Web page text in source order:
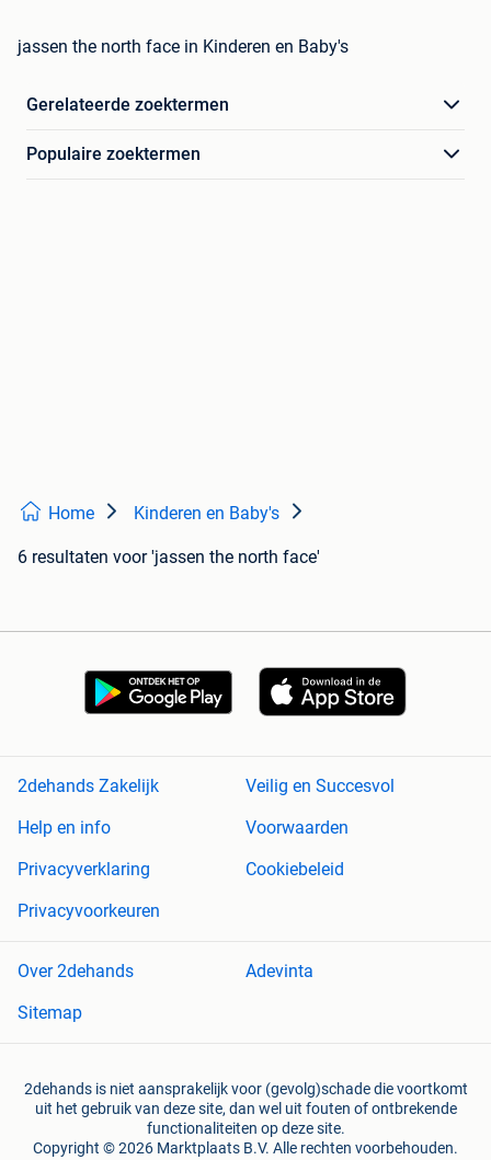
jassen the north face in Kinderen en Baby's
Gerelateerde zoektermen
Populaire zoektermen
Home Kinderen en Baby's
6 resultaten voor 'jassen the north face'
2dehands Zakelijk
Veilig en Succesvol
Help en info
Voorwaarden
Privacyverklaring
Cookiebeleid
Privacyvoorkeuren
Over 2dehands
Adevinta
Sitemap
2dehands is niet aansprakelijk voor (gevolg)schade die voortkomt
uit het gebruik van deze site, dan wel uit fouten of ontbrekende
functionaliteiten op deze site.
Copyright © 2026 Marktplaats B.V. Alle rechten voorbehouden.